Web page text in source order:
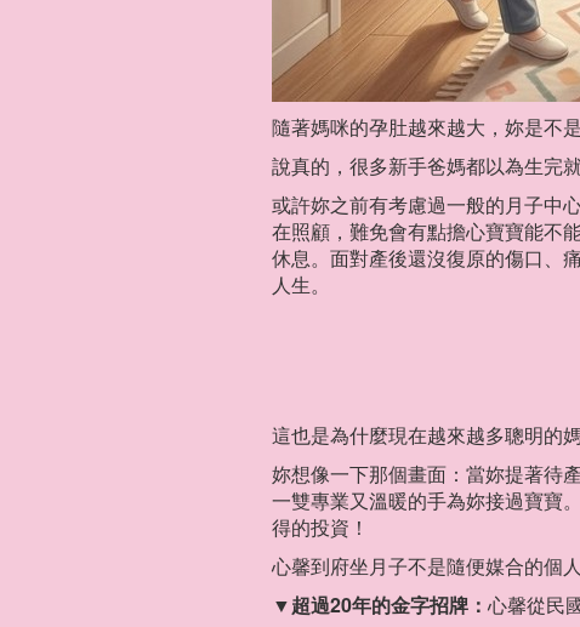
隨著媽咪的孕肚越來越大，妳是不
說真的，很多新手爸媽都以為生完
或許妳之前有考慮過一般的月子中
在照顧，難免會有點擔心寶寶能不
休息。面對產後還沒復原的傷口、
人生。
這也是為什麼現在越來越多聰明的
妳想像一下那個畫面：當妳提著待
一雙專業又溫暖的手為妳接過寶寶
得的投資！
心馨到府坐月子不是隨便媒合的個
▼超過20年的金字招牌： 心馨從民